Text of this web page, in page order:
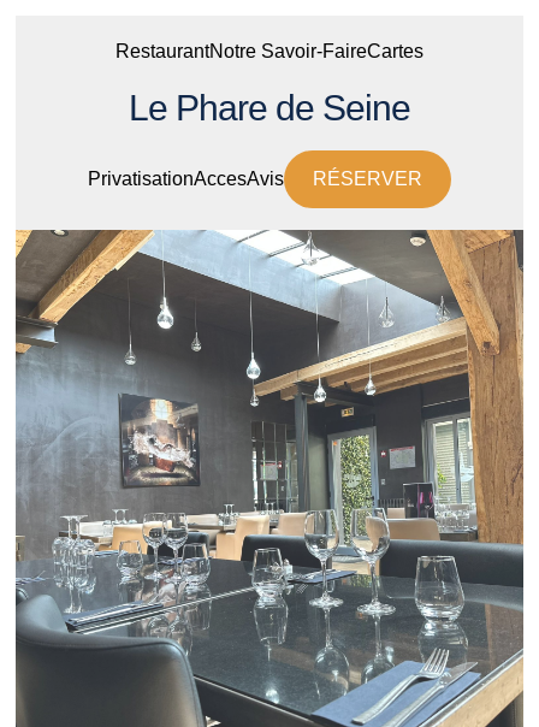
RestaurantNotre Savoir-FaireCartes
Le Phare de Seine
PrivatisationAccesAvis RÉSERVER